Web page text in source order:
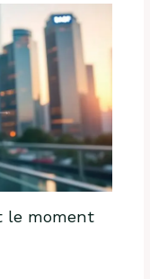
le moment